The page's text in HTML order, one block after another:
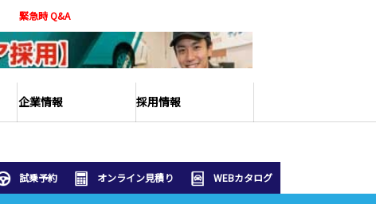
企業情報 採用情報
緊急時 Q&A
試乗予約 オンライン見積り WEBカタログ